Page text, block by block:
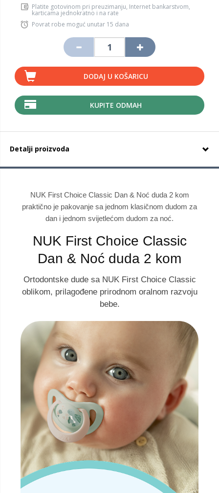
Platite gotovinom pri preuzimanju, Internet bankarstvom,
karticama jednokratno i na rate
Povrat robe moguć unutar 15 dana
DODAJ U KOŠARICU
KUPITE ODMAH
Detalji proizvoda
NUK First Choice Classic Dan & Noć duda 2 kom
praktično je pakovanje sa jednom klasičnom dudom za
dan i jednom svijetlećom dudom za noć.
NUK First Choice Classic
Dan & Noć duda 2 kom
Ortodontske dude sa NUK First Choice Classic
oblikom, prilagođene prirodnom oralnom razvoju
bebe.